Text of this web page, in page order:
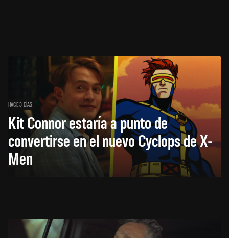
HACE 3 DÍAS
Kit Connor estaría a punto de
convertirse en el nuevo Cyclops de X-
Men